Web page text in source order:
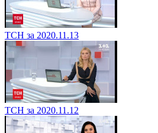
ТСН за 2020.11.13
ТСН за 2020.11.12